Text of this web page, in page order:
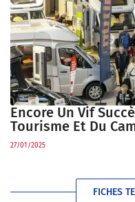
Encore Un Vif
Tourisme Et Du
27/01/2025
FICHES